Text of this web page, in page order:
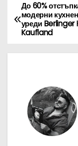
Н
а
в
До 60%
модерни
уреди Berlinger
Kaufland